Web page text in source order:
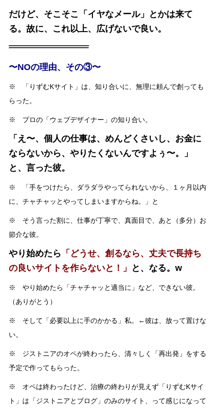
だけど、そこそこ「イヤなメール」とかは来て
る。故に、これ以上、広げないで良い。
〜NOの理由、その③〜
※ 「りずむKサイト」は、知り合いに、無理に頼んで創っても
らった。
※ プロの「ウェブデザイナー」の知り合い。
「え〜、個人の仕事は、めんどくさいし、お金に
ならないから、やりたくないんですよぅ〜。」
と、言った彼。
※ 「手をつけたら、ダラダラやってられないから、１ヶ月以内
に、チャチャッとやってしまいますからね。」と
※ そう言った割に、仕事が丁寧で、真面目で、あと（多分）お
節介な彼。
やり始めたら 「どうせ、創るなら、丈夫で長持ち
の良いサイトを作らないと！」
と、なる。w
※ やり始めたら「チャチャッと適当に」など、できない彼。
（ありがとう）
※ そして「必要以上に手のかかる」私。←彼は、放って置けな
い。
※ ジストニアのオペが終わったら、清々しく「再出発」をする
予定で作ってもらった。
※ オペは終わったけど、治療の終わりが見えず「りずむKサイ
ト」は「ジストニアとブログ」のみのサイト、って感じになって